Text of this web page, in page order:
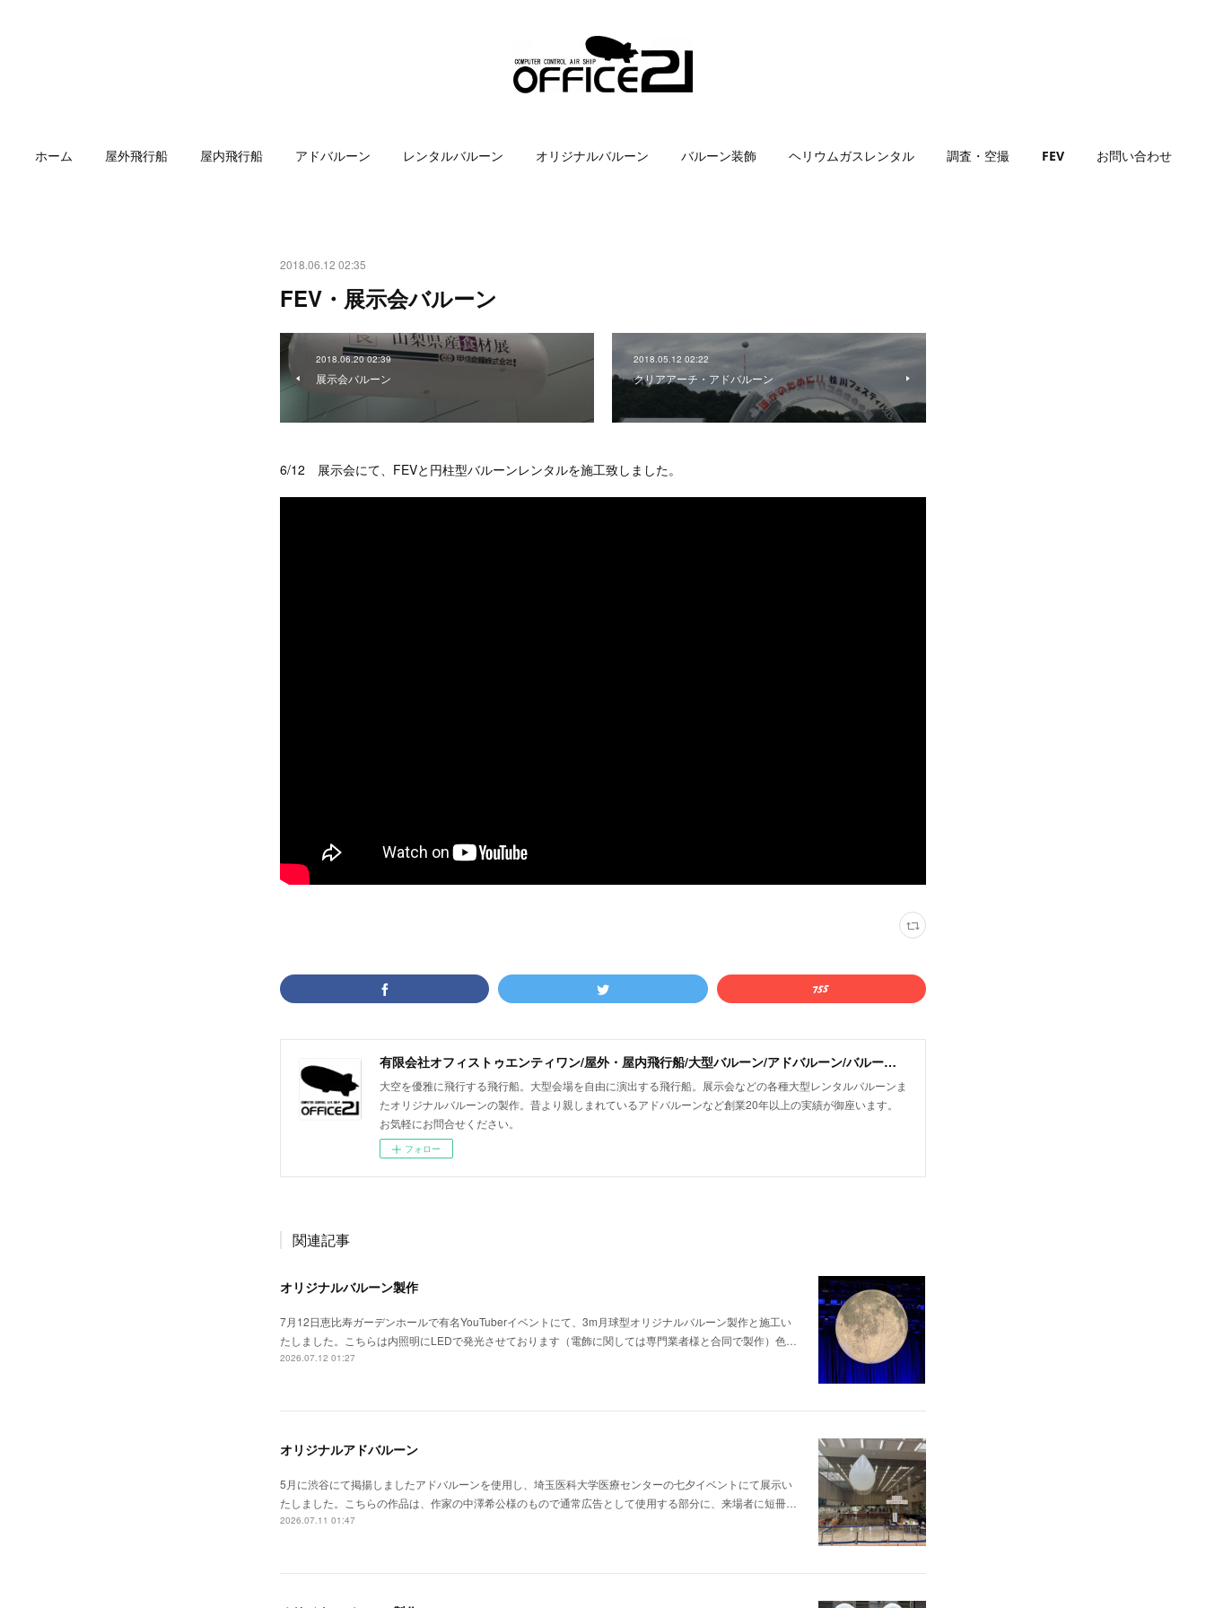
ホーム 屋外飛行船 屋内飛行船 アドバルーン レンタルバルーン オリジナルバルーン バルーン装飾 ヘリウムガスレンタル 調査・空撮 FEV お問い合わせ
2018.06.12 02:35
FEV・展示会バルーン
2018.06.20 02:39
展示会バルーン
2018.05.12 02:22
クリアアーチ・アドバルーン
6/12 展示会にて、FEVと円柱型バルーンレンタルを施工致しました。
有限会社オフィストゥエンティワン/屋外・屋内飛行船/大型バルーン/アドバルーン/バルーン装飾等イベント装飾
大空を優雅に飛行する飛行船。大型会場を自由に演出する飛行船。展示会などの各種大型レンタルバルーンま
たオリジナルバルーンの製作。昔より親しまれているアドバルーンなど創業20年以上の実績が御座います。
お気軽にお問合せください。
フォロー
関連記事
オリジナルバルーン製作
7月12日恵比寿ガーデンホールで有名YouTuberイベントにて、3m月球型オリジナルバルーン製作と施工い
たしました。こちらは内照明にLEDで発光させております（電飾に関しては専門業者様と合同で製作）色…
2026.07.12 01:27
オリジナルアドバルーン
5月に渋谷にて掲揚しましたアドバルーンを使用し、埼玉医科大学医療センターの七夕イベントにて展示い
たしました。こちらの作品は、作家の中澤希公様のもので通常広告として使用する部分に、来場者に短冊…
2026.07.11 01:47